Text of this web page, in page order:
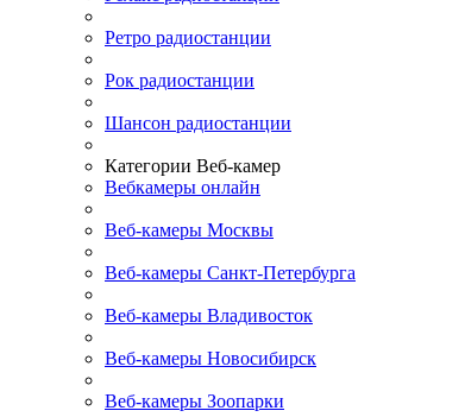
Ретро радиостанции
Рок радиостанции
Шансон радиостанции
Категории Веб-камер
Вебкамеры онлайн
Веб-камеры Москвы
Веб-камеры Санкт-Петербурга
Веб-камеры Владивосток
Веб-камеры Новосибирск
Веб-камеры Зоопарки